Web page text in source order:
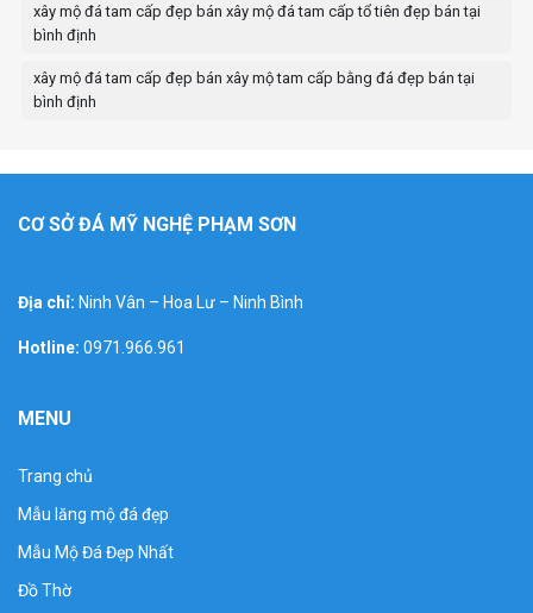
xây mộ đá tam cấp đẹp bán xây mộ đá tam cấp tổ tiên đẹp bán tại
bình định
xây mộ đá tam cấp đẹp bán xây mộ tam cấp bằng đá đẹp bán tại
bình định
CƠ SỞ ĐÁ MỸ NGHỆ PHẠM SƠN
Địa chỉ: Ninh Vân – Hoa Lư – Ninh Bình
Hotline: 0971.966.961
MENU
Trang chủ
Mẫu lăng mộ đá đẹp
Mẫu Mộ Đá Đẹp Nhất
Đồ Thờ